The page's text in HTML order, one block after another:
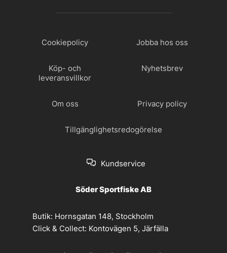
Cookiepolicy Jobba hos oss
Köp- och
leveransvillkor
Nyhetsbrev
Om oss Privacy policy
Tillgänglighetsredogörelse
Kundservice
Söder Sportfiske AB
Butik: Hornsgatan 148, Stockholm
Click & Collect: Kontovägen 5, Järfälla